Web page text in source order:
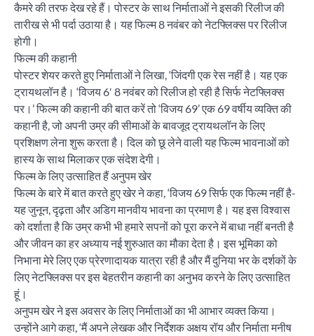
कैमरे की तरफ देख रहे हैं। पोस्टर के साथ निर्माताओं ने इसकी रिलीज की
तारीख से भी पर्दा उठाया है। यह फिल्म 8 नवंबर को नेटफ्लिक्स पर रिलीज
होगी।
फिल्म की कहानी
पोस्टर शेयर करते हुए निर्माताओं ने लिखा, ‘जिंदगी एक रेस नहीं है। यह एक
ट्रायथलॉन है। ‘विजय 6′ 8 नवंबर को रिलीज हो रही है सिर्फ नेटफ्लिक्स
पर।’ फिल्म की कहानी की बात करें तो ‘विजय 69’ एक 69 वर्षीय व्यक्ति की
कहानी है, जो अपनी उम्र की सीमाओं के बावजूद ट्रायथलॉन के लिए
प्रशिक्षण लेना शुरू करता है। दिल को छू लेने वाली यह फिल्म भावनाओं को
हास्य के साथ मिलाकर एक संदेश देगी।
फिल्म के लिए उत्साहित हैं अनुपम खेर
फिल्म के बारे में बात करते हुए खेर ने कहा, ‘विजय 69 सिर्फ एक फिल्म नहीं है-
यह जुनून, दृढ़ता और अडिग मानवीय भावना का प्रमाण है। यह इस विश्वास
को दर्शाता है कि उम्र कभी भी हमारे सपनों को पूरा करने में बाधा नहीं बनती है
और जीवन का हर अध्याय नई शुरुआत का मौका देता है। इस भूमिका को
निभाना मेरे लिए एक प्रेरणादायक यात्रा रही है और मैं दुनिया भर के दर्शकों के
लिए नेटफ्लिक्स पर इस बेहतरीन कहानी का अनुभव करने के लिए उत्साहित
हूं।
अनुपम खेर ने इस अवसर के लिए निर्माताओं का भी आभार व्यक्त किया।
उन्होंने आगे कहा, ‘मैं अपने लेखक और निर्देशक अक्षय रॉय और निर्माता मनीष